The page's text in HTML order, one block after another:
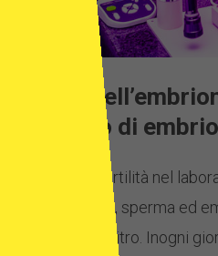
Sviluppo
laboratorio di
Il viaggio dell’infertilità nel
cura dei tuoi ovuli, sperma ed
fecondazione in vitro. Inogni